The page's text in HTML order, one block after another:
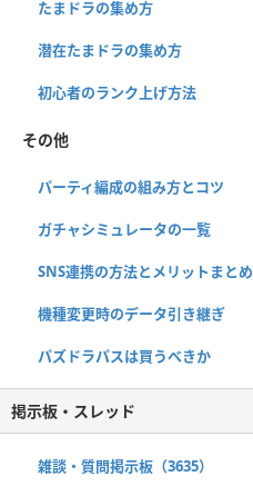
たまドラの集め方
潜在たまドラの集め方
初心者のランク上げ方法
その他
パーティ編成の組み方とコツ
ガチャシミュレータの一覧
SNS連携の方法とメリットまとめ
機種変更時のデータ引き継ぎ
パズドラパスは買うべきか
掲示板・スレッド
雑談・質問掲示板（3635）